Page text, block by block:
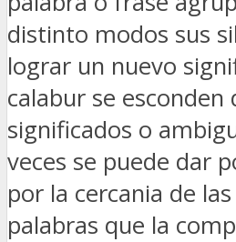
distinto modos sus
lograr un nuevo
calabur se esconden
significados o
veces se puede dar
por la cercania de
palabras que la